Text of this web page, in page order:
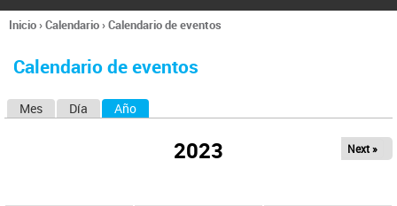
l
Se
usted
Inicio›Calendario›Calendario de eventos
Calendario de eventos
Mes Día Año
2023 Next »